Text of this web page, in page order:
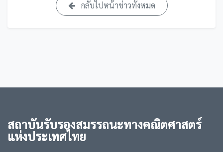
กลับไปหน้าข่าวทั้งหมด
สถาบันรับรองสมรรถนะทางคณิตศาสตร์
แห่งประเทศไทย